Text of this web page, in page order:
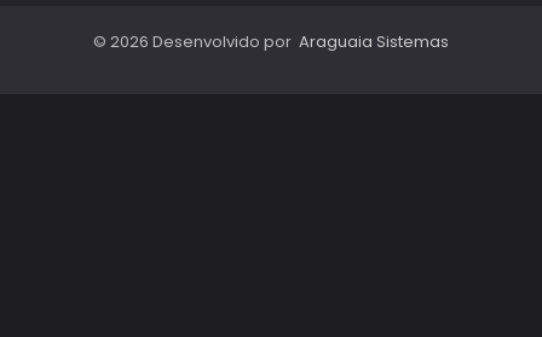
© 2026 Desenvolvido por Araguaia Sistemas